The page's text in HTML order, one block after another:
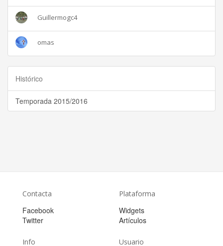
Guillermogc4
omas
Histórico
Temporada 2015/2016
Contacta
Facebook
Twitter
Plataforma
Widgets
Artículos
Info Usuario